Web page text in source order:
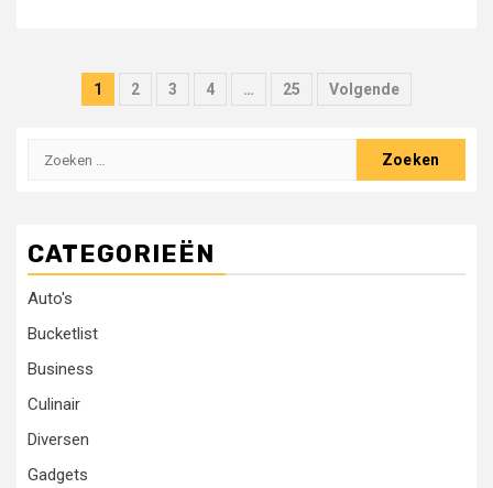
Berichten
1 2 3 4 … 25 Volgende
Zoeken
CATEGORIEËN
Auto's
Bucketlist
Business
Culinair
Diversen
Gadgets